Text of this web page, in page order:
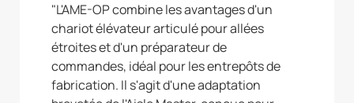
"L'AME-OP combine les avantages d'un
chariot élévateur articulé pour allées
étroites et d'un préparateur de
commandes, idéal pour les entrepôts de
fabrication. Il s'agit d'une adaptation